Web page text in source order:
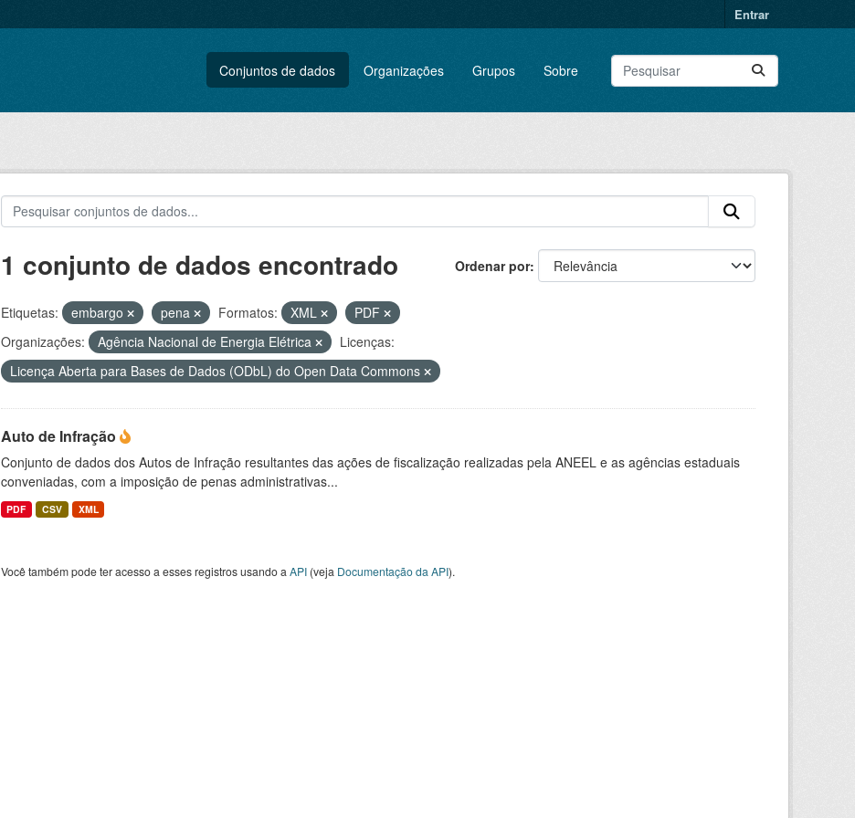
Entrar
Conjuntos de dados Organizações Grupos Sobre
Ordenar por
1 conjunto de dados encontrado
Etiquetas: embargo pena Formatos: XML
PDF
Organizações:
Agência Nacional de Energia Elétrica
Licenças:
Licença Aberta para Bases de Dados (ODbL) do Open Data Commons
Auto de Infração
Conjunto de dados dos Autos de Infração resultantes das ações de fiscalização realizadas pela ANEEL e as agências estaduais
conveniadas, com a imposição de penas administrativas...
PDF CSV XML
Você também pode ter acesso a esses registros usando a API(veja Documentação da API).